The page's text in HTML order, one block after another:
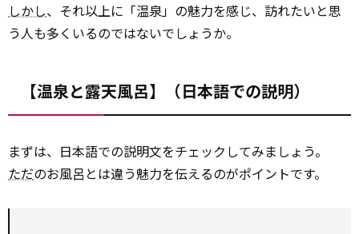
しかし、それ以上に「温泉」の魅力を感じ、訪れたいと思
う人も多くいるのではないでしょうか。
【温泉と露天風呂】（日本語での説明）
まずは、日本語での説明文をチェックしてみましょう。
ただのお風呂とは違う魅力を伝えるのがポイントです。